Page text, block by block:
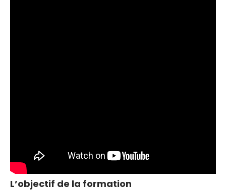
L’objectif de la formation